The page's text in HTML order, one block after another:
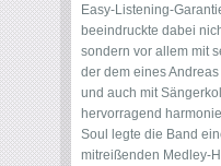
Easy-Listening-
beeindruckte dabei
sondern vor allem mit
der dem eines
und auch mit
hervorragend
Soul legte die Band
mitreißenden Medley-